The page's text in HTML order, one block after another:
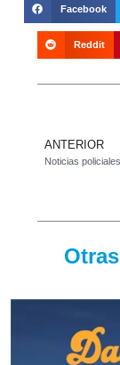
Facebook
Reddit
ANTERIOR
Noticias policiales